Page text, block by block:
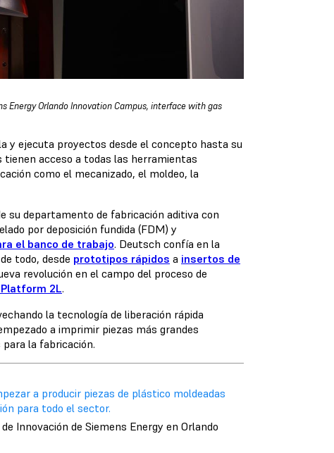
Energy Orlando Innovation Campus, interface with gas
y ejecuta proyectos desde el concepto hasta su
tienen acceso a todas las herramientas
como el mecanizado, el moldeo, la
su departamento de fabricación aditiva con
por deposición fundida (FDM) y
el banco de trabajo. Deutsch confía en la
todo, desde prototipos rápidos a insertos de
revolución en el campo del proceso de
2L.
la tecnología de liberación rápida
a imprimir piezas más grandes
la fabricación.
a producir piezas de plástico moldeadas
para todo el sector.
Innovación de Siemens Energy en Orlando